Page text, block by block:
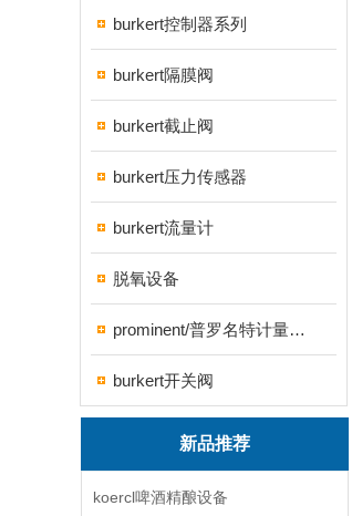
burkert控制器系列
burkert隔膜阀
burkert截止阀
burkert压力传感器
burkert流量计
脱氧设备
prominent/普罗名特计量泵系列
burkert开关阀
新品推荐
koercl啤酒精酿设备